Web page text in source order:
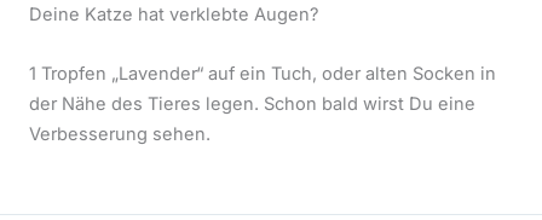
Deine Katze hat verklebte Augen?
1 Tropfen „Lavender“ auf ein Tuch, oder alten Socken in
der Nähe des Tieres legen. Schon bald wirst Du eine
Verbesserung sehen.